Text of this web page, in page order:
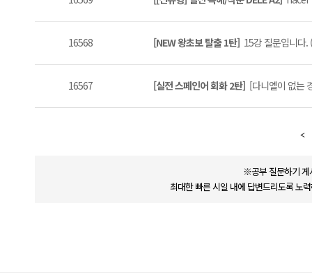
16568 [NEW 왕초보 탈출 1탄] 15강 질문입니다.
16567 [실전 스페인어 회화 2탄] [다니엘이 없는
※공부 질문하기 게
최대한 빠른 시일 내에 답변드리도록 노